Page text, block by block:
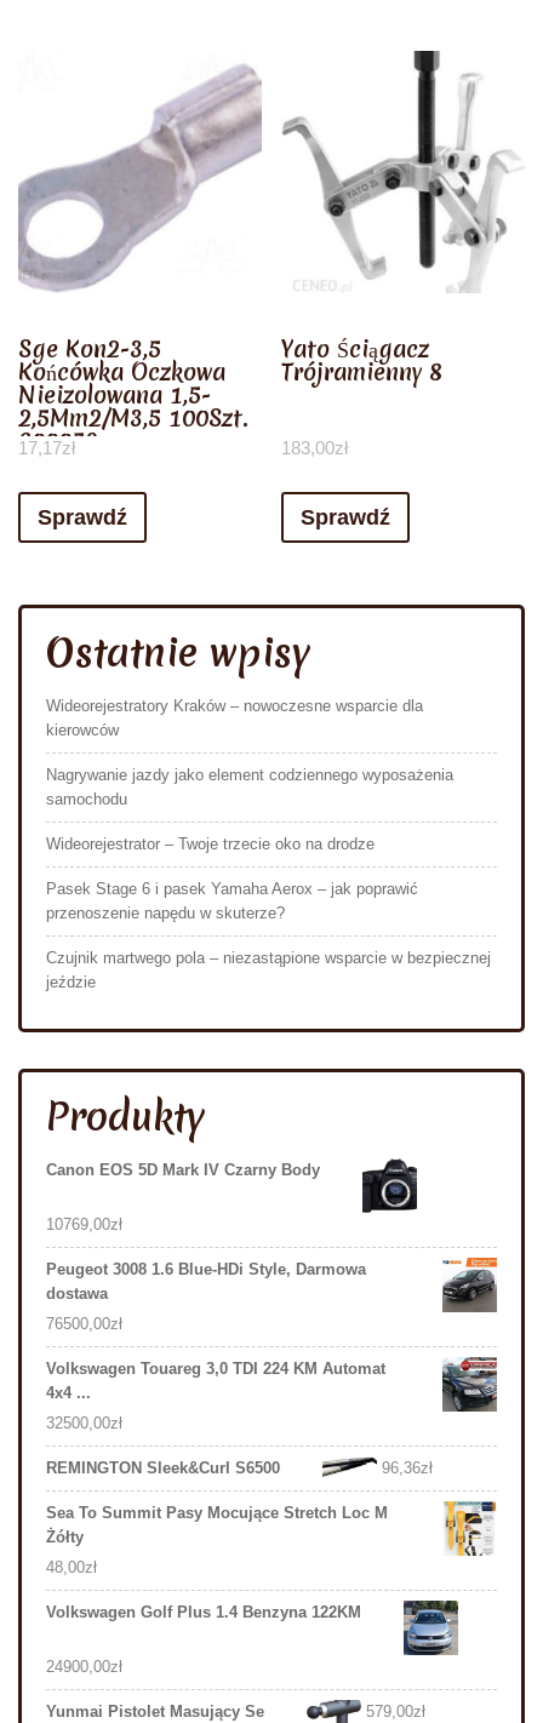
Sge Kon2-3,5
Końcówka Oczkowa
Nieizolowana 1,5-
2,5Mm2/M3,5 100Szt.
600059
17,17zł
Sprawdź
Yato Ściągacz
Trójramienny 8
183,00zł
Sprawdź
Ostatnie wpisy
Wideorejestratory Kraków – nowoczesne wsparcie dla
kierowców
Nagrywanie jazdy jako element codziennego wyposażenia
samochodu
Wideorejestrator – Twoje trzecie oko na drodze
Pasek Stage 6 i pasek Yamaha Aerox – jak poprawić
przenoszenie napędu w skuterze?
Czujnik martwego pola – niezastąpione wsparcie w bezpiecznej
jeździe
Produkty
Canon EOS 5D Mark IV Czarny Body
10769,00zł
Peugeot 3008 1.6 Blue-HDi Style, Darmowa
dostawa
76500,00zł
Volkswagen Touareg 3,0 TDI 224 KM Automat
4x4 ...
32500,00zł
REMINGTON Sleek&Curl S6500 96,36zł
Sea To Summit Pasy Mocujące Stretch Loc M
Żółty
48,00zł
Volkswagen Golf Plus 1.4 Benzyna 122KM
24900,00zł
Yunmai Pistolet Masujący Se 579,00zł